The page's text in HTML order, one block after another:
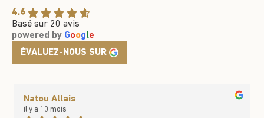
4.6
Basé sur 20 avis
powered by Google
ÉVALUEZ-NOUS SUR
Natou Allais
il y a 10 mois